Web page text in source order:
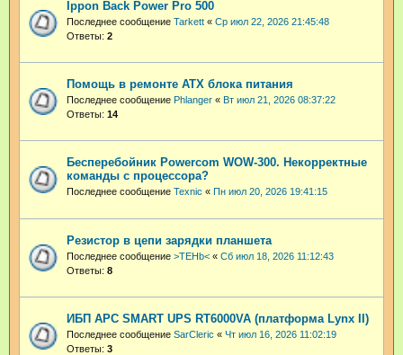
Ippon Back Power Pro 500
Последнее сообщение Tarkett « Ср июл 22, 2026 21:45:48
Ответы: 2
Помощь в ремонте ATX блока питания
Последнее сообщение Phlanger « Вт июл 21, 2026 08:37:22
Ответы: 14
Бесперебойник Powercom WOW-300. Некорректные
команды с процессора?
Последнее сообщение Техnic « Пн июл 20, 2026 19:41:15
Резистор в цепи зарядки планшета
Последнее сообщение >TEHb< « Сб июл 18, 2026 11:12:43
Ответы: 8
ИБП APC SMART UPS RT6000VA (платформа Lynx II)
Последнее сообщение SarCleric « Чт июл 16, 2026 11:02:19
Ответы: 3